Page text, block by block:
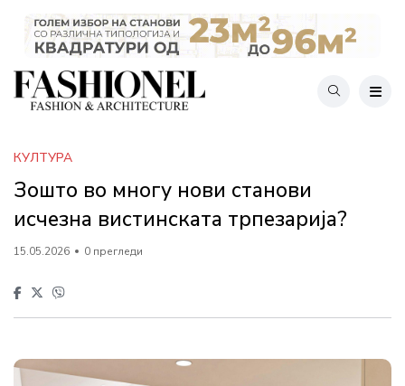
КУЛТУРА
Зошто во многу нови станови
исчезна вистинската трпезарија?
15.05.2026 0 прегледи